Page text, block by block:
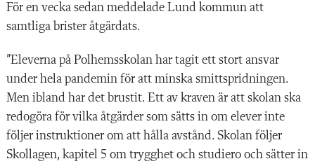
För en vecka sedan meddelade Lund kommun att
samtliga brister åtgärdats.
”Eleverna på Polhemsskolan har tagit ett stort ansvar
under hela pandemin för att minska smittspridningen.
Men ibland har det brustit. Ett av kraven är att skolan ska
redogöra för vilka åtgärder som sätts in om elever inte
följer instruktioner om att hålla avstånd. Skolan följer
Skollagen, kapitel 5 om trygghet och studiero och sätter in